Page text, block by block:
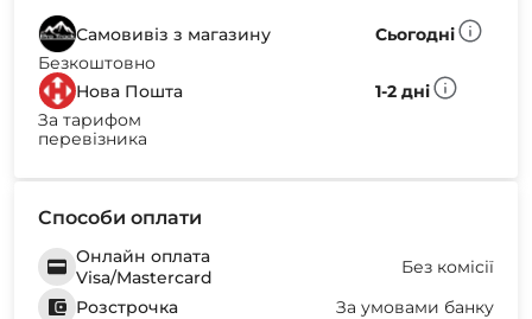
Самовивіз з магазину
Сьогодні
Безкоштовно
Нова Пошта
1-2 дні
За тарифом
перевізника
Способи оплати
Онлайн оплата
Visa/Mastercard
Без комісії
Розстрочка
За умовами банку